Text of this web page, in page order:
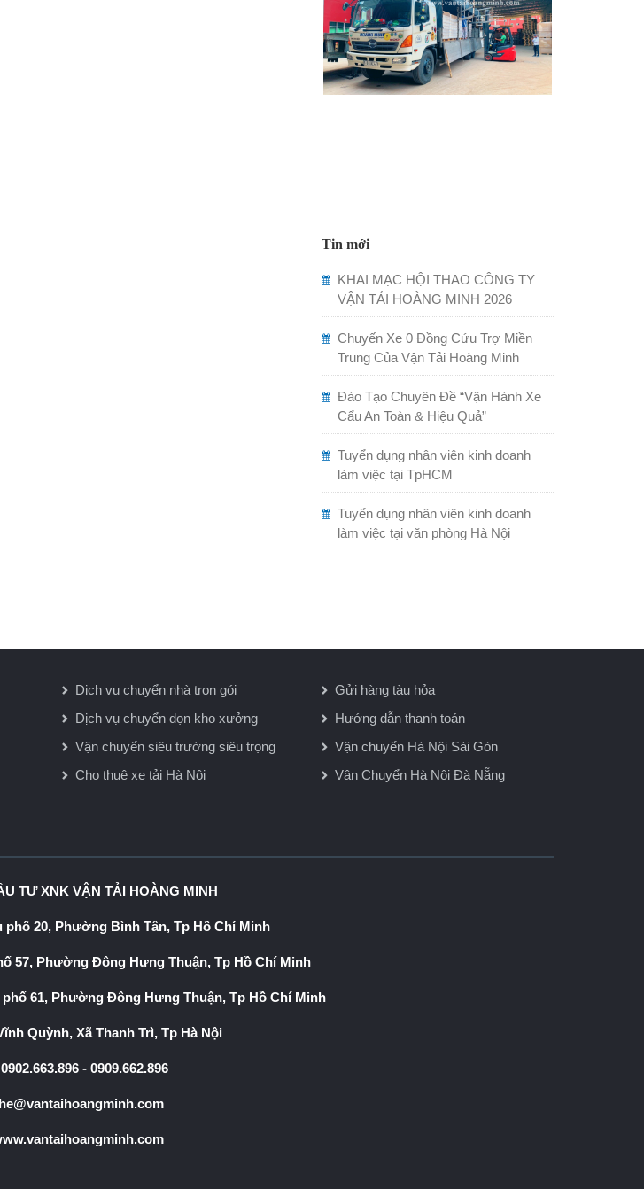
Tin mới
KHAI MẠC HỘI THAO CÔNG TY
VẬN TẢI HOÀNG MINH 2026
Chuyến Xe 0 Đồng Cứu Trợ Miền
Trung Của Vận Tải Hoàng Minh
Đào Tạo Chuyên Đề “Vận Hành Xe
Cẩu An Toàn & Hiệu Quả”
Tuyển dụng nhân viên kinh doanh
làm việc tại TpHCM
Tuyển dụng nhân viên kinh doanh
làm việc tại văn phòng Hà Nội
Dịch vụ chuyển nhà trọn gói
Dịch vụ chuyển dọn kho xưởng
Vận chuyển siêu trường siêu trọng
Cho thuê xe tải Hà Nội
Gửi hàng tàu hỏa
Hướng dẫn thanh toán
Vận chuyển Hà Nội Sài Gòn
Vận Chuyển Hà Nội Đà Nẵng
TƯ XNK VẬN TẢI HOÀNG MINH
20, Phường Bình Tân, Tp Hồ Chí Minh
57, Phường Đông Hưng Thuận, Tp Hồ Chí Minh
61, Phường Đông Hưng Thuận, Tp Hồ Chí Minh
Quỳnh, Xã Thanh Trì, Tp Hà Nội
0902.663.896- 0909.662.896